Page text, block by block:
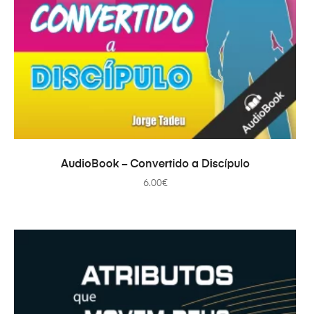
ADICIONAR
AudioBook – Convertido a Discípulo
6.00€